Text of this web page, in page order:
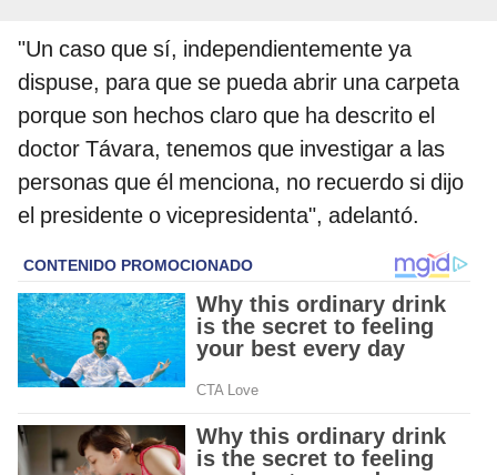
"Un caso que sí, independientemente ya
dispuse, para que se pueda abrir una carpeta
porque son hechos claro que ha descrito el
doctor Távara, tenemos que investigar a las
personas que él menciona, no recuerdo si dijo
el presidente o vicepresidenta", adelantó.